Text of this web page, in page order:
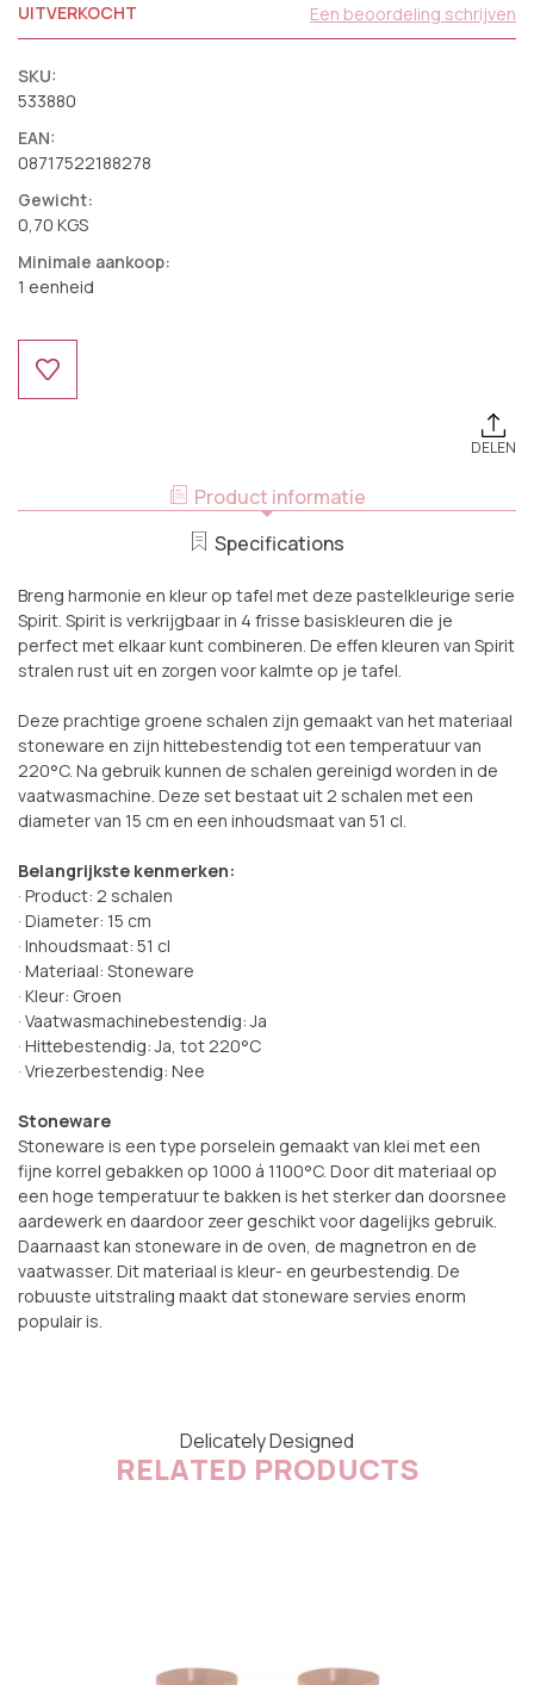
UITVERKOCHT Een beoordeling schrijven
SKU:
533880
EAN:
08717522188278
Gewicht:
0,70 KGS
Minimale aankoop:
1 eenheid
Huidige
Voorraad:
DELEN
Product informatie
Specifications
Breng harmonie en kleur op tafel met deze pastelkleurige serie
Spirit. Spirit is verkrijgbaar in 4 frisse basiskleuren die je
perfect met elkaar kunt combineren. De effen kleuren van Spirit
stralen rust uit en zorgen voor kalmte op je tafel.
Deze prachtige groene schalen zijn gemaakt van het materiaal
stoneware en zijn hittebestendig tot een temperatuur van
220°C. Na gebruik kunnen de schalen gereinigd worden in de
vaatwasmachine. Deze set bestaat uit 2 schalen met een
diameter van 15 cm en een inhoudsmaat van 51 cl.
Belangrijkste kenmerken:
· Product: 2 schalen
· Diameter: 15 cm
· Inhoudsmaat: 51 cl
· Materiaal: Stoneware
· Kleur: Groen
· Vaatwasmachinebestendig: Ja
· Hittebestendig: Ja, tot 220°C
· Vriezerbestendig: Nee
Stoneware
Stoneware is een type porselein gemaakt van klei met een
fijne korrel gebakken op 1000 á 1100°C. Door dit materiaal op
een hoge temperatuur te bakken is het sterker dan doorsnee
aardewerk en daardoor zeer geschikt voor dagelijks gebruik.
Daarnaast kan stoneware in de oven, de magnetron en de
vaatwasser. Dit materiaal is kleur- en geurbestendig. De
robuuste uitstraling maakt dat stoneware servies enorm
populair is.
Delicately Designed
RELATED PRODUCTS